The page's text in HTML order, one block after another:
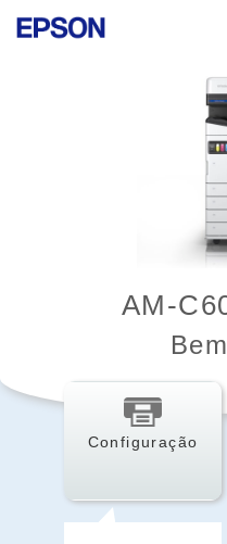
AM-
Configuração